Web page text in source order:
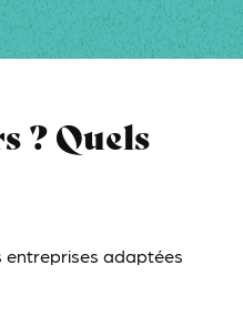
? Quels
entreprises adaptées